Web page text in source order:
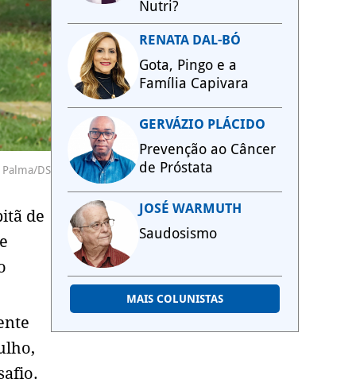
DS
de
Nutri?
RENATA DAL-BÓ
Gota, Pingo e a
Família Capivara
GERVÁZIO PLÁCIDO
Prevenção ao Câncer
de Próstata
JOSÉ WARMUTH
Saudosismo
MAIS COLUNISTAS